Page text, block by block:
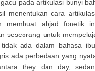
pada artikulasi bunyi
menentukan cara
membuat abjad fonetik
seseorang untuk
ada dalam bahasa
ada perbedaan yang
they dan day,